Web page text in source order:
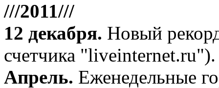
///2011///
12 декабря. Новый
счетчика "liveinternet.ru").
Апрель. Еженедельные